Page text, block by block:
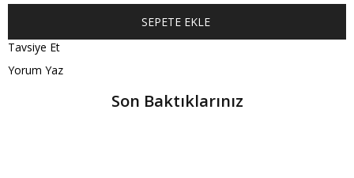
Tavsiye Et
Yorum Yaz
Son Baktıklarınız